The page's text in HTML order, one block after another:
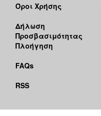
Όροι Χρήσης
Δήλωση
Προσβασιμότητας
Πλοήγηση
FAQs
RSS